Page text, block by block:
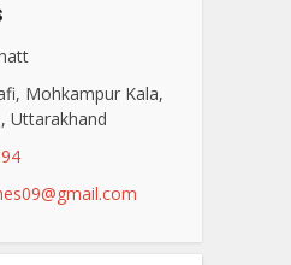
Mohkampur Kala,
Uttarakhand